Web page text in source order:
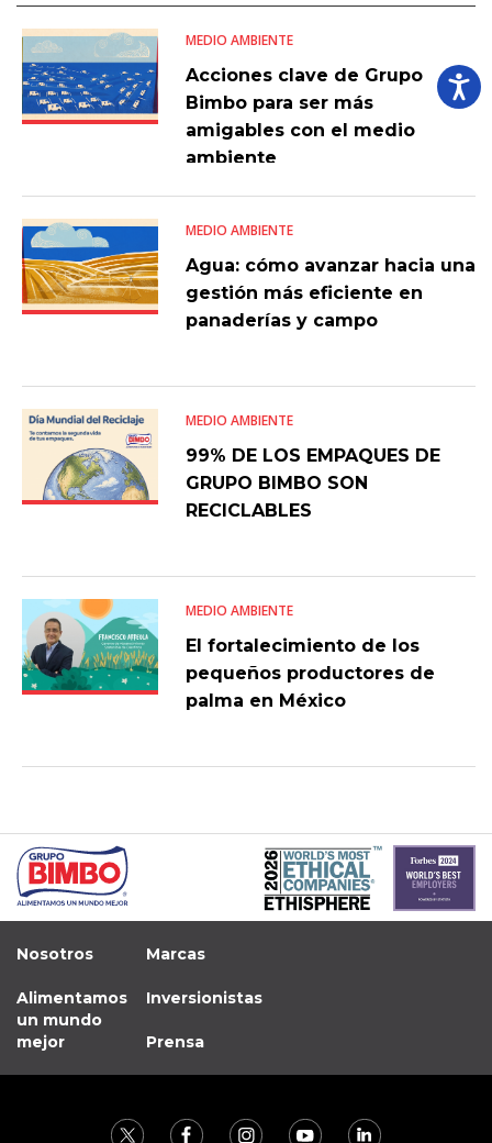
MEDIO AMBIENTE
Acciones clave de Grupo
Bimbo para ser más
amigables con el medio
ambiente
MEDIO AMBIENTE
Agua: cómo avanzar hacia una
gestión más eficiente en
panaderías y campo
MEDIO AMBIENTE
99% DE LOS EMPAQUES DE
GRUPO BIMBO SON
RECICLABLES
MEDIO AMBIENTE
El fortalecimiento de los
pequeños productores de
palma en México
Nosotros
Alimentamos
un mundo
mejor
Marcas
Inversionistas
Prensa